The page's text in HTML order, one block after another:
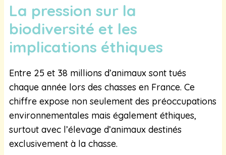
La pression sur la
biodiversité et les
implications éthiques
Entre 25 et 38 millions d’animaux sont tués
chaque année lors des chasses en France. Ce
chiffre expose non seulement des préoccupations
environnementales mais également éthiques,
surtout avec l’élevage d’animaux destinés
exclusivement à la chasse.